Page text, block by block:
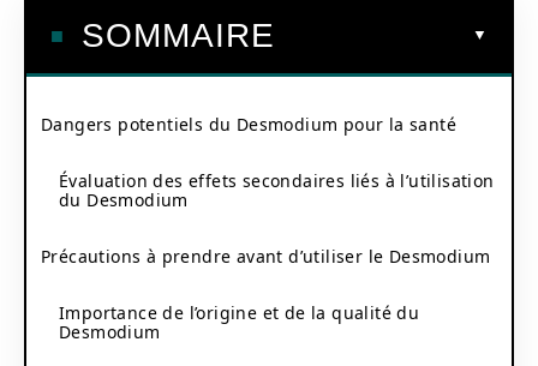
SOMMAIRE
Dangers potentiels du Desmodium pour la santé
Évaluation des effets secondaires liés à l’utilisation
du Desmodium
Précautions à prendre avant d’utiliser le Desmodium
Importance de l’origine et de la qualité du
Desmodium